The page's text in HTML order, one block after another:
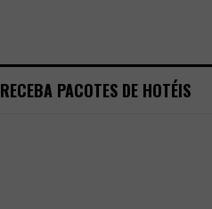
RECEBA PACOTES DE HOTÉIS